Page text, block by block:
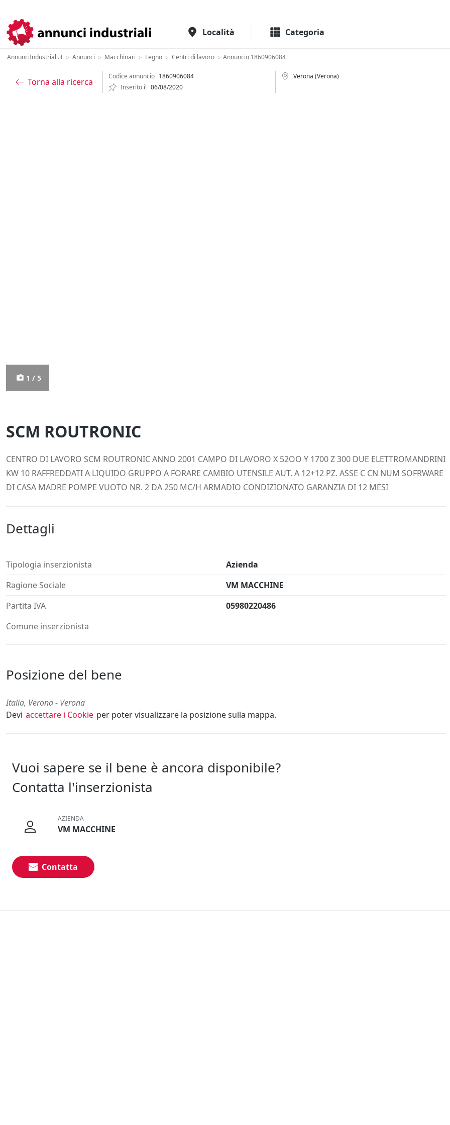
Località Categoria
AnnunciIndustriali.it > Annunci > Macchinari > Legno > Centri di lavoro > Annuncio 1860906084
Torna alla ricerca
Codice annuncio 1860906084
Inserito il 06/08/2020
Verona (Verona)
1 / 5
SCM ROUTRONIC
CENTRO DI LAVORO SCM ROUTRONIC ANNO 2001 CAMPO DI LAVORO X 52OO Y 1700 Z 300 DUE ELETTROMANDRINI
KW 10 RAFFREDDATI A LIQUIDO GRUPPO A FORARE CAMBIO UTENSILE AUT. A 12+12 PZ. ASSE C CN NUM SOFRWARE
DI CASA MADRE POMPE VUOTO NR. 2 DA 250 MC/H ARMADIO CONDIZIONATO GARANZIA DI 12 MESI
Dettagli
Tipologia inserzionista
Azienda
Ragione Sociale
VM MACCHINE
Partita IVA
05980220486
Comune inserzionista
Posizione del bene
Italia, Verona - Verona
Devi accettare i Cookie per poter visualizzare la posizione sulla mappa.
Vuoi sapere se il bene è ancora disponibile?
Contatta l'inserzionista
AZIENDA
VM MACCHINE
Contatta